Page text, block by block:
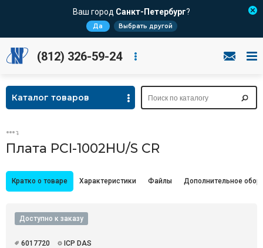
Ваш город Санкт-Петербург?
Да Выбрать другой
(812) 326-59-24
Каталог товаров
Плата PCI-1002HU/S CR
Кратко о товаре Характеристики Файлы Дополнительное
Доступно к заказу
6017720 ICP DAS